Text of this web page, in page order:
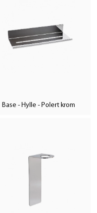
Base - Hylle - Polert krom